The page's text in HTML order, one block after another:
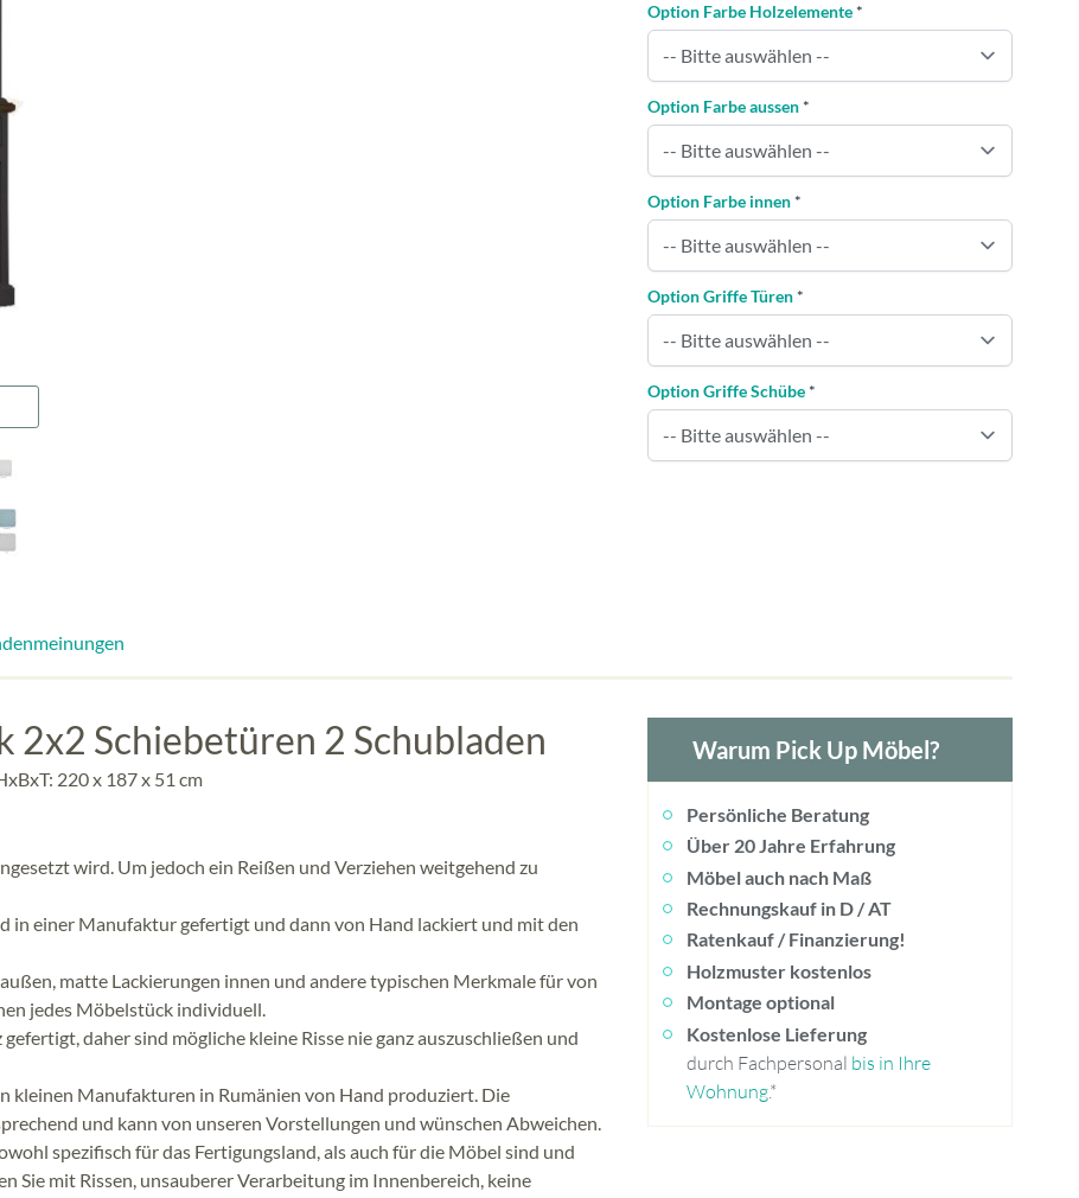
Option Farbe Holzelemente *
Option Farbe aussen *
Option Farbe innen *
Option Griffe Türen *
Option Griffe Schübe *
2x2 Schiebetüren 2 Schubladen
220 x 187 x 51 cm
wird. Um jedoch ein Reißen und Verziehen weitgehend zu
in einer Manufaktur gefertigt und dann von Hand lackiert und mit den
matte Lackierungen innen und andere typischen Merkmale für von
jedes Möbelstück individuell.
daher sind mögliche kleine Risse nie ganz auszuschließen und
kleinen Manufakturen in Rumänien von Hand produziert. Die
und kann von unseren Vorstellungen und wünschen Abweichen.
spezifisch für das Fertigungsland, als auch für die Möbel sind und
Sie mit Rissen, unsauberer Verarbeitung im Innenbereich, keine
Warum Pick Up Möbel?
Persönliche Beratung
Über 20 Jahre Erfahrung
Möbel auch nach Maß
Rechnungskauf in D / AT
Ratenkauf / Finanzierung!
Holzmuster kostenlos
Montage optional
Kostenlose Lieferung
durch Fachpersonal bis in Ihre
Wohnung.*